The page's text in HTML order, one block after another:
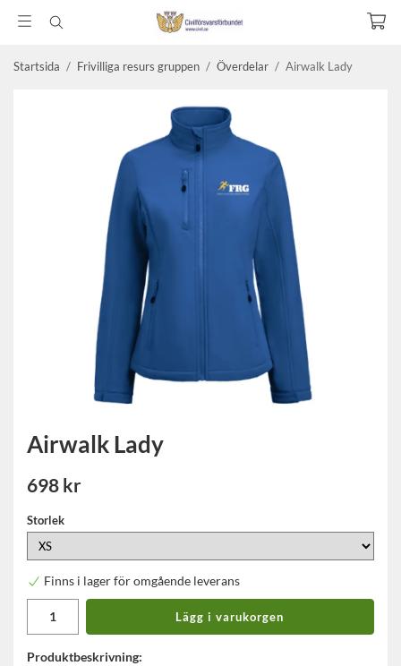
Startsida / Frivilliga resurs gruppen / Överdelar / Airwalk Lady
Airwalk Lady
698 kr
Storlek
Finns i lager för omgående leverans
Lägg i varukorgen
Produktbeskrivning: